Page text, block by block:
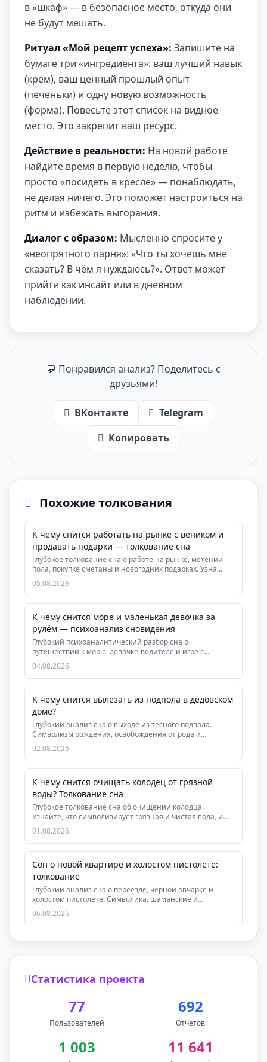
в «шкаф» — в безопасное место, откуда они
не будут мешать.
Ритуал «Мой рецепт успеха»: Запишите на
бумаге три «ингредиента»: ваш лучший навык
(крем), ваш ценный прошлый опыт
(печеньки) и одну новую возможность
(форма). Повесьте этот список на видное
место. Это закрепит ваш ресурс.
Действие в реальности: На новой работе
найдите время в первую неделю, чтобы
просто «посидеть в кресле» — понаблюдать,
не делая ничего. Это поможет настроиться на
ритм и избежать выгорания.
Диалог с образом: Мысленно спросите у
«неопрятного парня»: «Что ты хочешь мне
сказать? В чём я нуждаюсь?». Ответ может
прийти как инсайт или в дневном
наблюдении.
💬 Понравился анализ? Поделитесь с
друзьями!
ВКонтакте
Telegram
Копировать
Похожие толкования
К чему снится работать на рынке с веником и
продавать подарки — толкование сна
Глубокое толкование сна о работе на рынке, метении
пола, покупке сметаны и новогодних подарках. Узна...
05.08.2026
К чему снится море и маленькая девочка за
рулём — психоанализ сновидения
Глубокий психоаналитический разбор сна о
путешествии к морю, девочке-водителе и игре с
жонглёром. Уз...
04.08.2026
К чему снится вылезать из подпола в дедовском
доме?
Глубокий анализ сна о выходе из тесного подвала.
Символизм рождения, освобождения от рода и
инициаци...
02.08.2026
К чему снится очищать колодец от грязной
воды? Толкование сна
Глубокое толкование сна об очищении колодца.
Узнайте, что символизирует грязная и чистая вода, и
как...
01.08.2026
Сон о новой квартире и холостом пистолете:
толкование
Глубокий анализ сна о переезде, чёрной овчарке и
холостом пистолете. Символика, шаманские и
толтекск...
06.08.2026
Статистика проекта
77
Пользователей
692
Отчетов
1 003 11 641